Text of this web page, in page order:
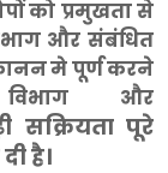
को प्रमुखता से
और संबंधित
मे पूर्ण करने
और
सक्रियता पूरे
है।